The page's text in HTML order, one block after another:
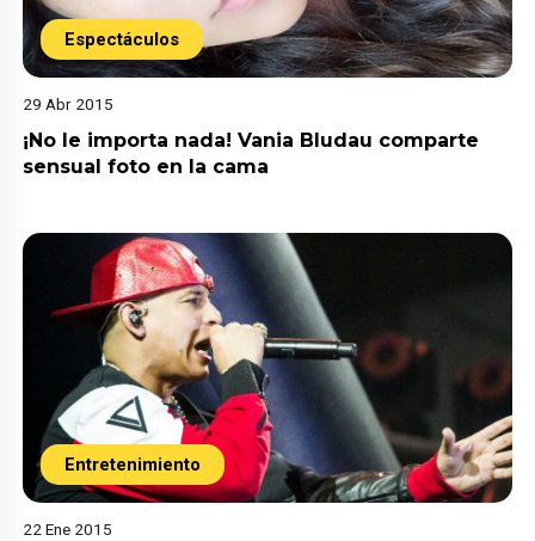
Espectáculos
29 Abr 2015
¡No le importa nada! Vania Bludau comparte
sensual foto en la cama
Entretenimiento
22 Ene 2015